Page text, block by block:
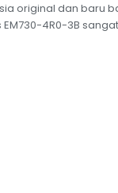
original dan baru
4R0-3B